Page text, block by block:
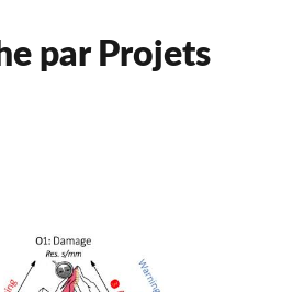
par Projets